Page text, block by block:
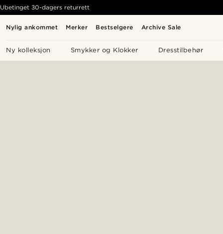
Nylig ankommet Merker Bestselgere Archive Sale
Ny kolleksjon Smykker og Klokker Dresstilbehør
Ubetinget 30-dagers returrett